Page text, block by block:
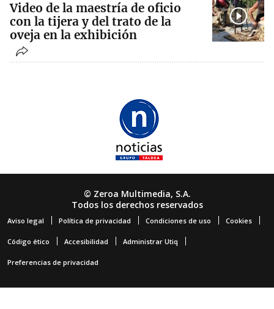
Video de la maestría de oficio
con la tijera y del trato de la
oveja en la exhibición
© Zeroa Multimedia, S.A.
Todos los derechos reservados
Aviso legal Política de privacidad Condiciones de uso Cookies
Código ético Accesibilidad Administrar Utiq
Preferencias de privacidad